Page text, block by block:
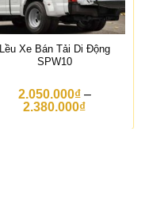
Lều Xe Bán Tải Di Động
SPW10
2.050.000₫ –
2.380.000₫K